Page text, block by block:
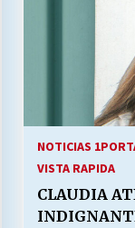
NOTICIAS 1
VISTA RAPIDA
CLAUDIA